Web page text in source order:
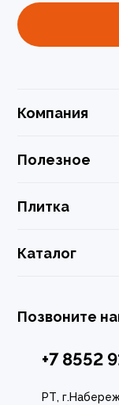
Компания
Полезное
Плитка
Каталог
Позвоните
+7 8552
РТ,